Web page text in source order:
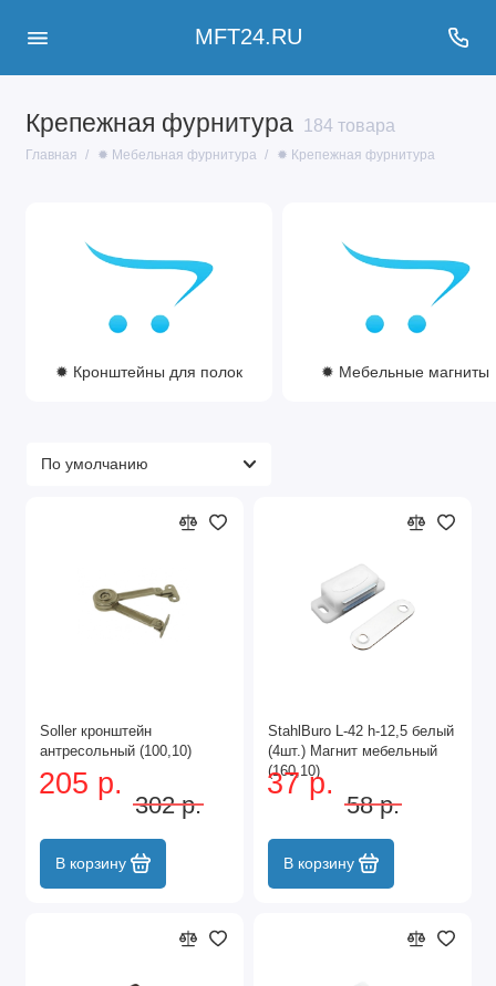
MFT24.RU
Крепежная фурнитура 184 товара
Главная ✹ Мебельная фурнитура ✹ Крепежная фурнитура
✹ Кронштейны для полок ✹ Мебельные магниты
Soller кронштейн
антресольный (100,10)
205 р.
302 р.
В корзину
StahlBuro L-42 h-12,5 белый
(4шт.) Магнит мебельный
(160,10)
37 р.
58 р.
В корзину